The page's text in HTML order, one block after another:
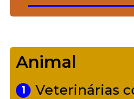
Camerata
diverso a partir
Animal
1
Veterinárias